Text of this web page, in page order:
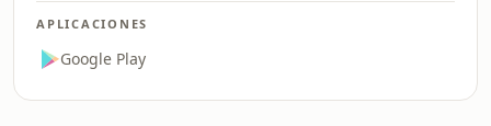
APLICACIONES
Google Play